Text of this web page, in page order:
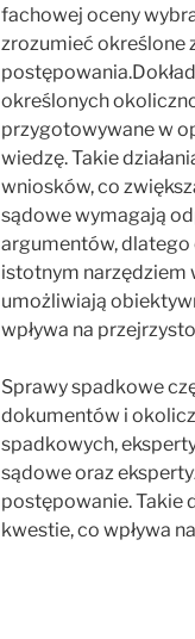
fachowej oceny
zrozumieć określone
określonych
przygotowywane w
wiedzę. Takie
wniosków, co
sądowe wymagają
argumentów, dlatego
istotnym narzędziem
umożliwiają
wpływa na
Sprawy spadkowe
dokumentów i
spadkowych,
sądowe oraz
postępowanie. Takie
kwestie, co wpływa